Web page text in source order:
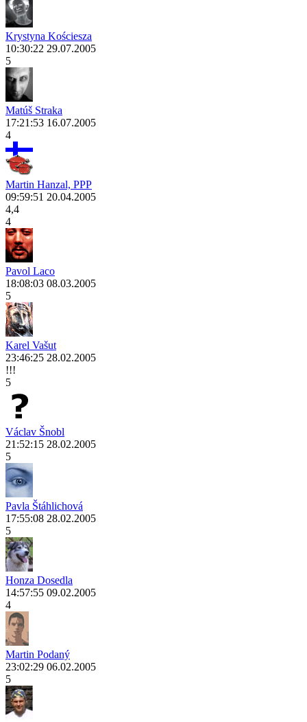
Krystyna Kościesza
10:30:22 29.07.2005
5
Matúš Straka
17:21:53 16.07.2005
4
Martin Hanzal, PPP
09:59:51 20.04.2005
4,4
4
Pavol Laco
18:08:03 08.03.2005
5
Karel Vašut
23:46:25 28.02.2005
!!!
5
Václav Šnobl
21:52:15 28.02.2005
5
Pavla Štáhlichová
17:55:08 28.02.2005
5
Honza Dosedla
14:57:55 09.02.2005
4
Martin Podaný
23:02:29 06.02.2005
5